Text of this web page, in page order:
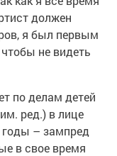
должен
я был первым
не видеть
по делам детей
ред.) в лице
годы – зампред
в свое время